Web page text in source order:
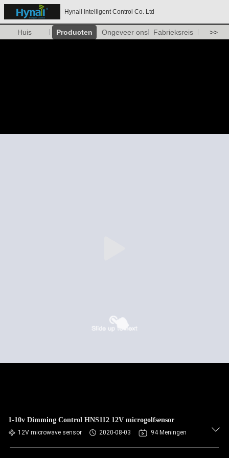
Hynall Intelligent Control Co. Ltd
Huis Producten Ongeveer ons Fabrieksreis >>
1-10v Dimming Control HNS112 12V microgolfsensor
12V microwave sensor 2020-08-03 94 Meningen